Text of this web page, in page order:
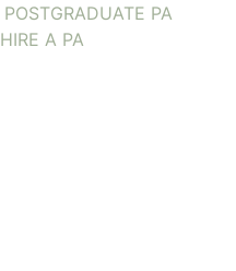
POSTGRADUATE PA
HIRE A PA